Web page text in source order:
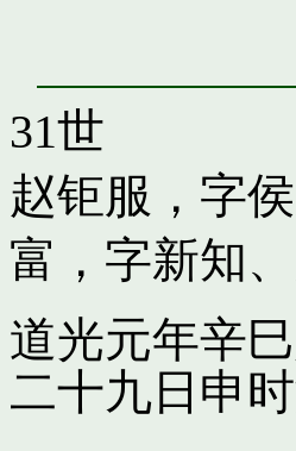
31世
赵钜服，字
富，字新知、
道光元年辛
二十九日申